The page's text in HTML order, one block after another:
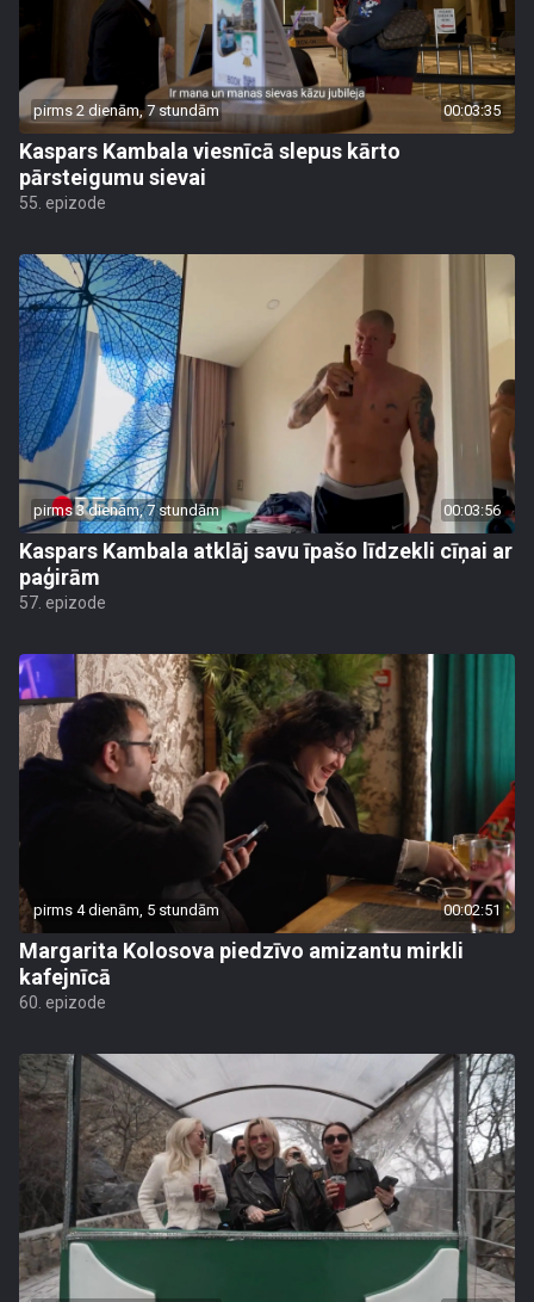
pirms 2 dienām, 7 stundām 00:03:35
Kaspars Kambala viesnīcā slepus kārto
pārsteigumu sievai
55. epizode
pirms 3 dienām, 7 stundām 00:03:56
Kaspars Kambala atklāj savu īpašo līdzekli cīņai ar
paģirām
57. epizode
pirms 4 dienām, 5 stundām 00:02:51
Margarita Kolosova piedzīvo amizantu mirkli
kafejnīcā
60. epizode